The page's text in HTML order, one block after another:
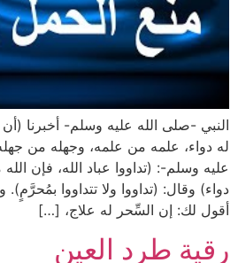
النبي -صلى الله عليه وسلم- أخبرنا (أن
له دواء، علمه من علمه، وجهله من
عليه وسلم-: (تداووا عباد الله، فإن
دواء) وقال: (تداووا ولا تتداووا
أقول لك: إن السِّحر له علاج، […]
رقية طرد العين